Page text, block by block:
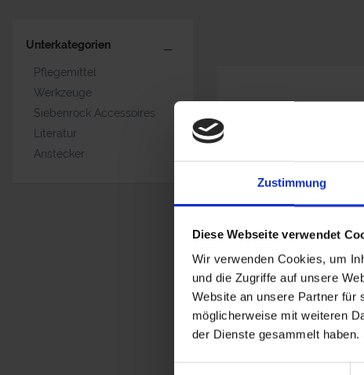
Zustimmung
Diese Webseite verwendet
Wir verwenden Cookies, um
und die Zugriffe auf unsere
Website an unsere Partner für
möglicherweise mit weiteren
der Dienste gesammelt
Unterkategorien
Pflegemittel
Werkzeuge
Siebenrock Accessoires
Literatur
Anstecker
BMW R 45, R 65, /5, /